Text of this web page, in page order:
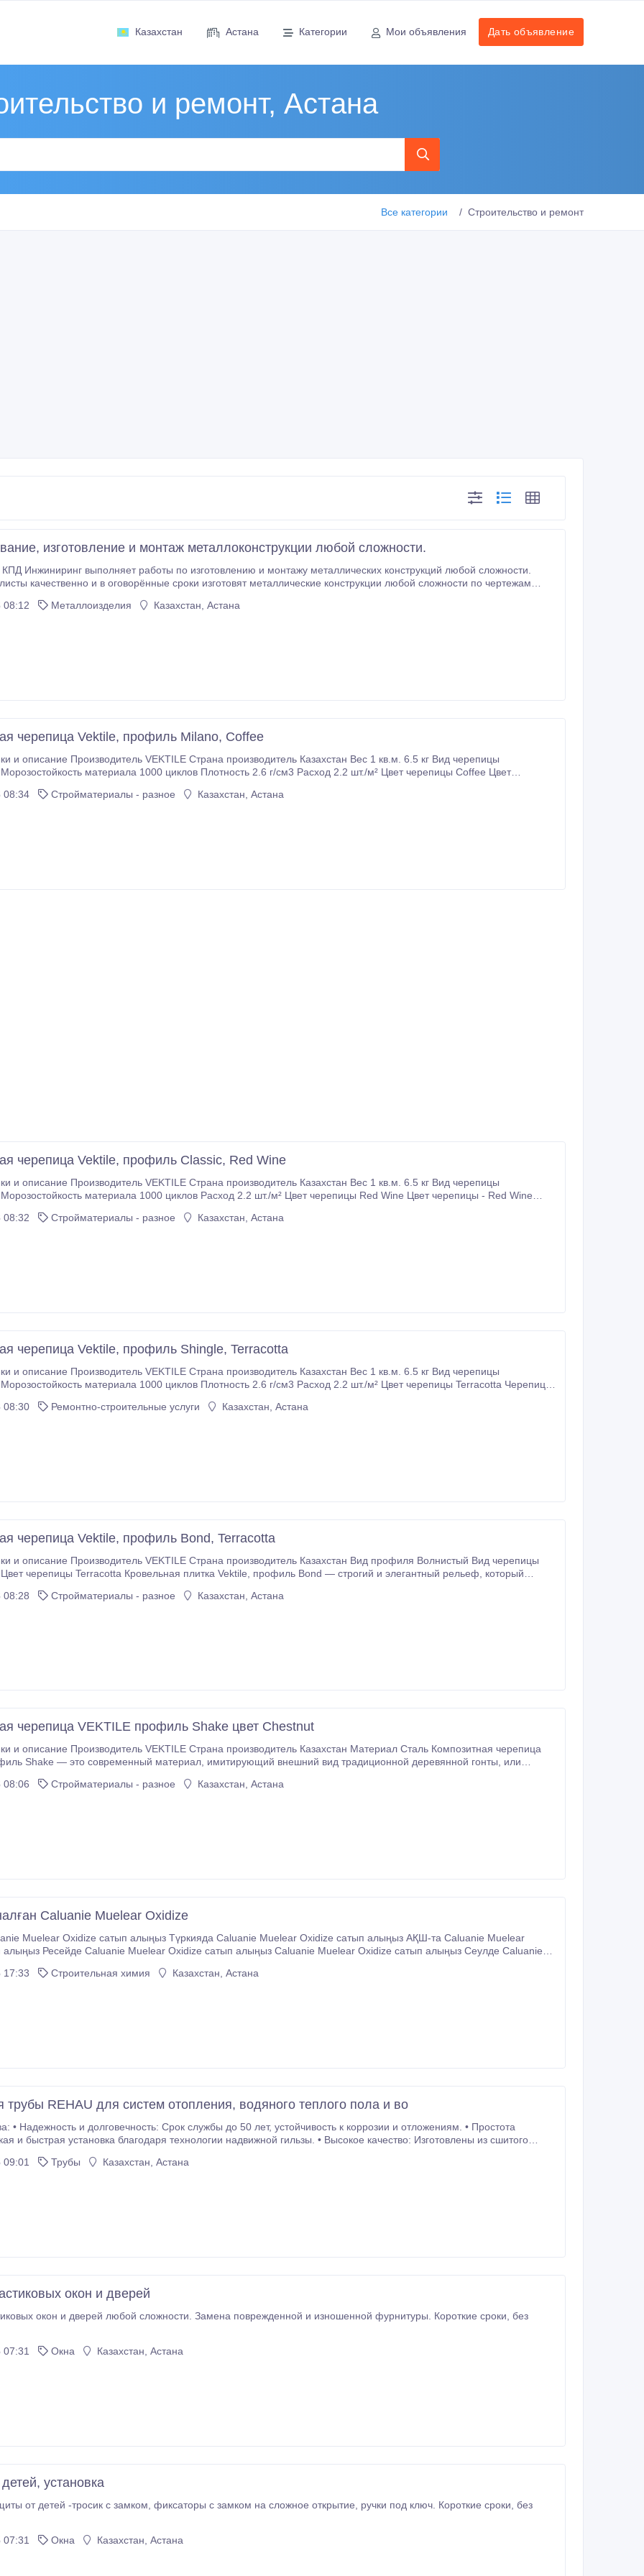
Казахстан Астана Категории Мои объявления Дать объявление
и ремонт, Астана
Все категории Строительство и ремонт
изготовление и монтаж металлоконструкции любой сложности.
Инжиниринг выполняет работы по изготовлению и монтажу металлических конструкций любой сложности.
качественно и в оговорённые сроки изготовят металлические конструкции любой сложности по чертежам
08:12 Металлоизделия Казахстан, Астана
черепица Vektile, профиль Milano, Coffee
и описание Производитель VEKTILE Страна производитель Казахстан Вес 1 кв.м. 6.5 кг Вид черепицы
материала 1000 циклов Плотность 2.6 г/см3 Расход 2.2 шт./м² Цвет черепицы Coffee Цвет
— кровля, созданная для долгой и красивой жизни вашего дома
08:34 Стройматериалы - разное Казахстан, Астана
черепица Vektile, профиль Classic, Red Wine
и описание Производитель VEKTILE Страна производитель Казахстан Вес 1 кв.м. 6.5 кг Вид черепицы
материала 1000 циклов Расход 2.2 шт./м² Цвет черепицы Red Wine Цвет черепицы - Red Wine
для долгой и красивой жизни вашего дома Композитная черепица Vektile —
08:32 Стройматериалы - разное Казахстан, Астана
черепица Vektile, профиль Shingle, Terracotta
и описание Производитель VEKTILE Страна производитель Казахстан Вес 1 кв.м. 6.5 кг Вид черепицы
материала 1000 циклов Плотность 2.6 г/см3 Расход 2.2 шт./м² Цвет черепицы Terracotta Черепица
для долгой и красивой жизни вашего дома Композитная черепица Vektile —
08:30 Ремонтно-строительные услуги Казахстан, Астана
черепица Vektile, профиль Bond, Terracotta
и описание Производитель VEKTILE Страна производитель Казахстан Вид профиля Волнистый Вид черепицы
Terracotta Кровельная плитка Vektile, профиль Bond — строгий и элегантный рельеф, который
08:28 Стройматериалы - разное Казахстан, Астана
черепица VEKTILE профиль Shake цвет Chestnut
и описание Производитель VEKTILE Страна производитель Казахстан Материал Сталь Композитная черепица
современный материал, имитирующий внешний вид традиционной деревянной гонты, или
долговечность и эстетичный внешний вид.
08:06 Стройматериалы - разное Казахстан, Астана
Caluanie Muelear Oxidize
Muelear Oxidize сатып алыңыз Түркияда Caluanie Muelear Oxidize сатып алыңыз АҚШ-та Caluanie Muelear
алыңыз Ресейде Caluanie Muelear Oxidize сатып алыңыз Caluanie Muelear Oxidize сатып алыңыз Сеулде Caluanie
Caluanie Muelear Oxidize for sale Caluanie Muelear Oxidize 5 литрлік кауфен арзан Caluanie
17:33 Строительная химия Казахстан, Астана
трубы REHAU для систем отопления, водяного теплого пола и во
• Простота
установка благодаря технологии надвижной гильзы. • Высокое качество: Изготовлены из сшитого
09:01
Трубы Казахстан, Астана
окон и дверей
окон и дверей любой сложности. Замена поврежденной и изношенной фурнитуры. Короткие сроки, без
07:31
Окна Казахстан, Астана
установка
фиксаторы с замком на сложное открытие, ручки под ключ. Короткие сроки, без
07:31
Окна Казахстан, Астана